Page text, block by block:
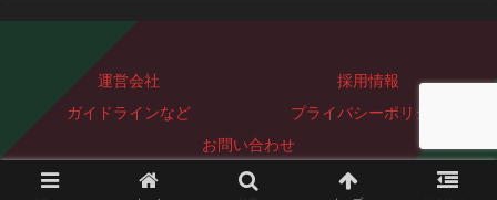
運営会社
採用情報
ガイドラインなど
プライバシーポリシー
お問い合わせ
Copyright © 2023-2026 ぐっどぴーす株式会社 All Rights Reserved.